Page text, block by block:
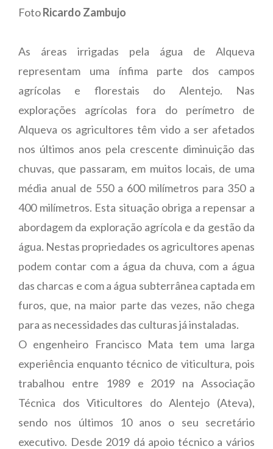
FotoRicardo Zambujo
As áreas irrigadas pela água de Alqueva
representam uma ínfima parte dos campos
agrícolas e florestais do Alentejo. Nas
explorações agrícolas fora do perímetro de
Alqueva os agricultores têm vido a ser afetados
nos últimos anos pela crescente diminuição das
chuvas, que passaram, em muitos locais, de uma
média anual de 550 a 600 milímetros para 350 a
400 milímetros. Esta situação obriga a repensar a
abordagem da exploração agrícola e da gestão da
água. Nestas propriedades os agricultores apenas
podem contar com a água da chuva, com a água
das charcas e com a água subterrânea captada em
furos, que, na maior parte das vezes, não chega
para as necessidades das culturas já instaladas.
O engenheiro Francisco Mata tem uma larga
experiência enquanto técnico de viticultura, pois
trabalhou entre 1989 e 2019 na Associação
Técnica dos Viticultores do Alentejo (Ateva),
sendo nos últimos 10 anos o seu secretário
executivo. Desde 2019 dá apoio técnico a vários